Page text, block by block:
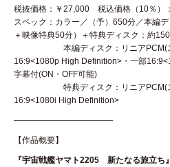
税抜価格：￥27,000 税込価格（10％）
スペック：カラー／（予）650分／本編
＋映像特典50分）＋特典ディスク：約
本編ディスク：リニアPCM(ステ
16:9<1080p High Definition>・一部
字幕付(ON・OFF可能)
特典ディスク：リニアPCM(ステ
16:9<1080i High Definition>
————————————
【作品概要】
『宇宙戦艦ヤマト2205 新たなる旅立ち』